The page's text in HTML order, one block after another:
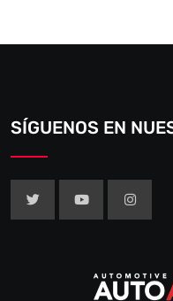
SÍGUENOS EN